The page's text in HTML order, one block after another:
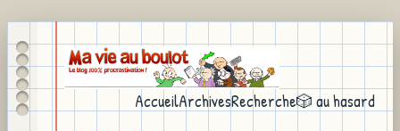
AccueilArchivesRecherche🎲 au hasard